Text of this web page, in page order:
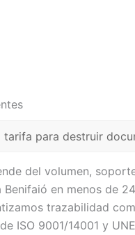
tarifa para destruir
del volumen,
Benifaió en menos de
trazabilidad
ISO 9001/14001 y